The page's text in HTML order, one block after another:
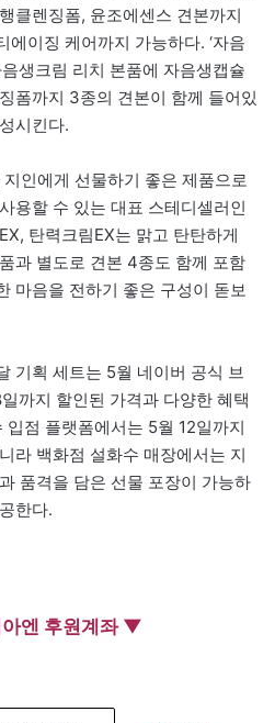
클렌징폼, 윤조에센스 견본까지
에이징 케어까지 가능하다. ‘자음
생크림 리치 본품에 자음생캡슐
폼까지 3종의 견본이 함께 들어있
시킨다.
지인에게 선물하기 좋은 제품으로
용할 수 있는 대표 스테디셀러인
탄력크림EX는 맑고 탄탄하게
과 별도로 견본 4종도 함께 포함
마음을 전하기 좋은 구성이 돋보
기획 세트는 5월 네이버 공식 브
까지 할인된 가격과 다양한 혜택
점 플랫폼에서는 5월 12일까지
라 백화점 설화수 매장에서는 지
품격을 담은 선물 포장이 가능하
한다.
엔 후원계좌 ▼